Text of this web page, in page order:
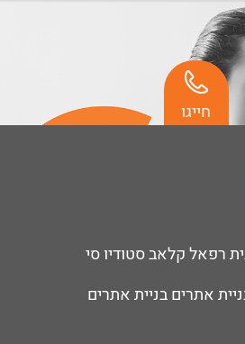
חייגו
רפאל קלאב סטודיו סי
בניית אתרים